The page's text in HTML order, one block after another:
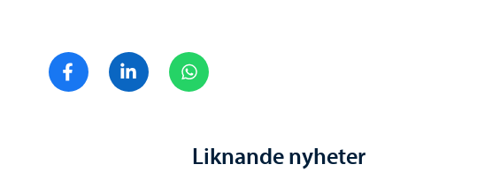
Dela på FacebookDela på LinkedIn
Liknande nyheter